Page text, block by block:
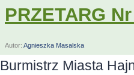
PRZETARG
Autor: Agnieszka Masalska
Burmistrz Miasta